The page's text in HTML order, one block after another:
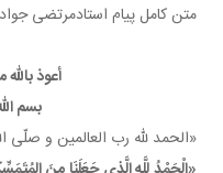
متن کامل پیام استادمرتضی
أعوذ
بسم
«الحمد لله رب العالمین و صلّی